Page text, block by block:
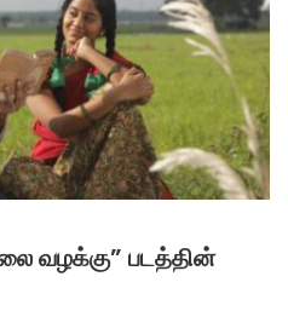
வழக்கு” படத்தின்